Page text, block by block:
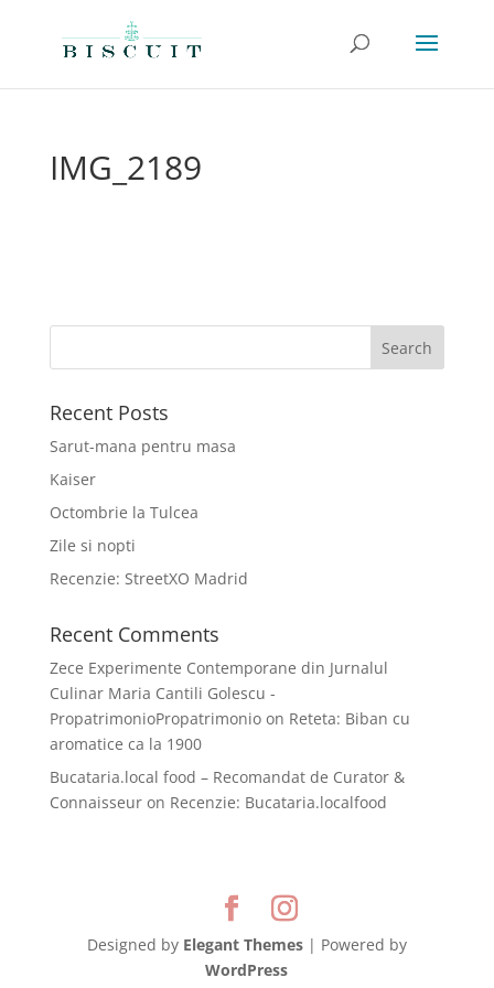
IMG_2189
Recent Posts
Sarut-mana pentru masa
Kaiser
Octombrie la Tulcea
Zile si nopti
Recenzie: StreetXO Madrid
Recent Comments
Zece Experimente Contemporane din Jurnalul
Culinar Maria Cantili Golescu -
PropatrimonioPropatrimonioon Reteta: Biban cu
aromatice ca la 1900
Bucataria.local food – Recomandat de Curator &
Connaisseuron Recenzie: Bucataria.localfood
Designed by Elegant Themes| Powered by
WordPress